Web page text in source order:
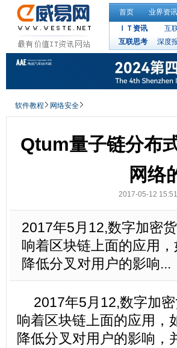
首页 业界资讯
ＩＴ资讯
互
互联思考
深度
软件教程 网络安全
Qtum量子链分布
网络
2017-05-12
2017年5月12,数字加密
响着区块链上面的应用
降低分叉对用户的影响...
2017年5月12,数字加
响着区块链上面的应用，
降低分叉对用户的影响，